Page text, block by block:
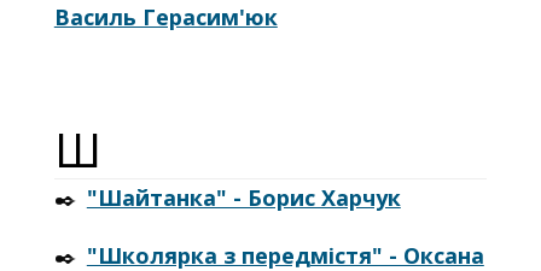
Василь Герасим'юк
Ш
✒️ "Шайтанка" - Борис Харчук
✒️ "Школярка з передмістя" - Оксана